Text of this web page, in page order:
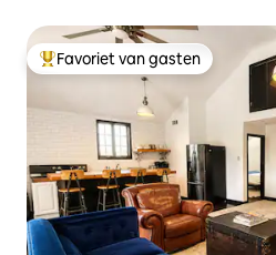
Topfavoriet van gasten
Favoriet van gasten